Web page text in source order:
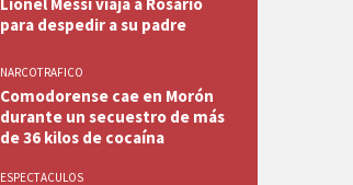
para despedir a su padre
NARCOTRAFICO
Comodorense cae en Morón
durante un secuestro de más
de 36 kilos de cocaína
ESPECTACULOS